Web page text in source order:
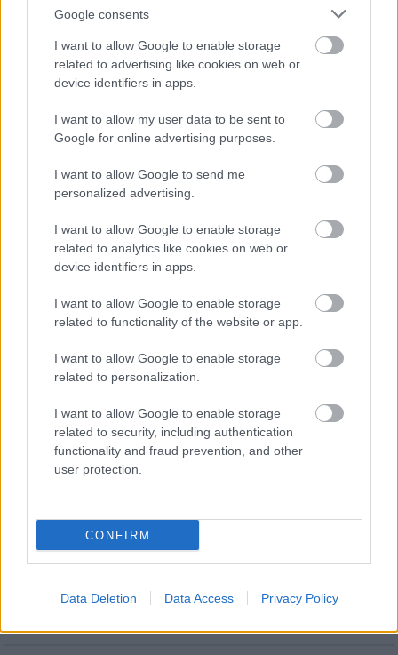
Google consents
I want to allow Google to enable storage
related to advertising like cookies on web or
device identifiers in apps.
I want to allow my user data to be sent to
Google for online advertising purposes.
I want to allow Google to send me
personalized advertising.
I want to allow Google to enable storage
related to analytics like cookies on web or
device identifiers in apps.
I want to allow Google to enable storage
related to functionality of the website or app.
I want to allow Google to enable storage
related to personalization.
I want to allow Google to enable storage
related to security, including authentication
functionality and fraud prevention, and other
user protection.
CONFIRM
Data Deletion Data Access Privacy Policy
Ezzel a beruházással a Székesfehérvár-Balaton vasúti
szakasz is szintet lép
HÍRLEVÉL
Feliratkozom a hírlevélre és elfogadom az
szabályzatot!
FELIRATKOZÁS